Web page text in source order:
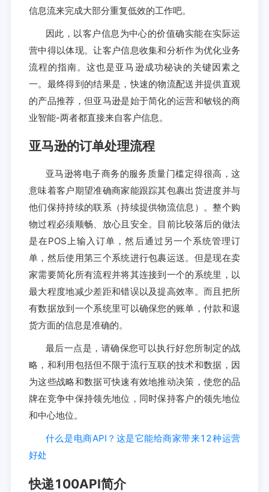
信息流来完成大部分重复低效的工作吧。
因此，以客户信息为中心的价值确实能在实际运
营中得以体现。让客户信息收集和分析作为优化业务
流程的指南。这也是亚马逊成功秘诀的关键因素之
一。最终得到的结果是，快速的物流配送并提供直观
的产品推荐，但亚马逊是始于简化的运营和敏锐的商
业智能-两者都直接来自客户信息。
亚马逊的订单处理流程
亚马逊将电子商务的服务质量门槛定得很高，这
意味着客户期望准确商家能跟踪其包裹出货进度并与
他们保持持续的联系（持续提供物流信息）。整个购
物过程必须顺畅、放心且安全。目前比较落后的做法
是在POS上输入订单，然后通过另一个系统管理订
单，然后使用第三个系统进行包裹运送。但是现在卖
家需要简化所有流程并将其连接到一个的系统里，以
最大程度地减少差距和错误以及提高效率。而且把所
有数据放到一个系统里可以确保您的账单，付款和退
货方面的信息是准确的。
最后一点是，请确保您可以执行好您所制定的战
略，和利用包括但不限于流行互联的技术和数据，因
为这些战略和数据可快速有效地推动决策，使您的品
牌在竞争中保持领先地位，同时保持客户的领先地位
和中心地位。
什么是电商API？这是它能给商家带来12种运营
好处
快递100API简介